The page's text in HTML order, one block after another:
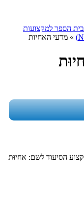
בית הספר למקצועות
» מדעי האחיות